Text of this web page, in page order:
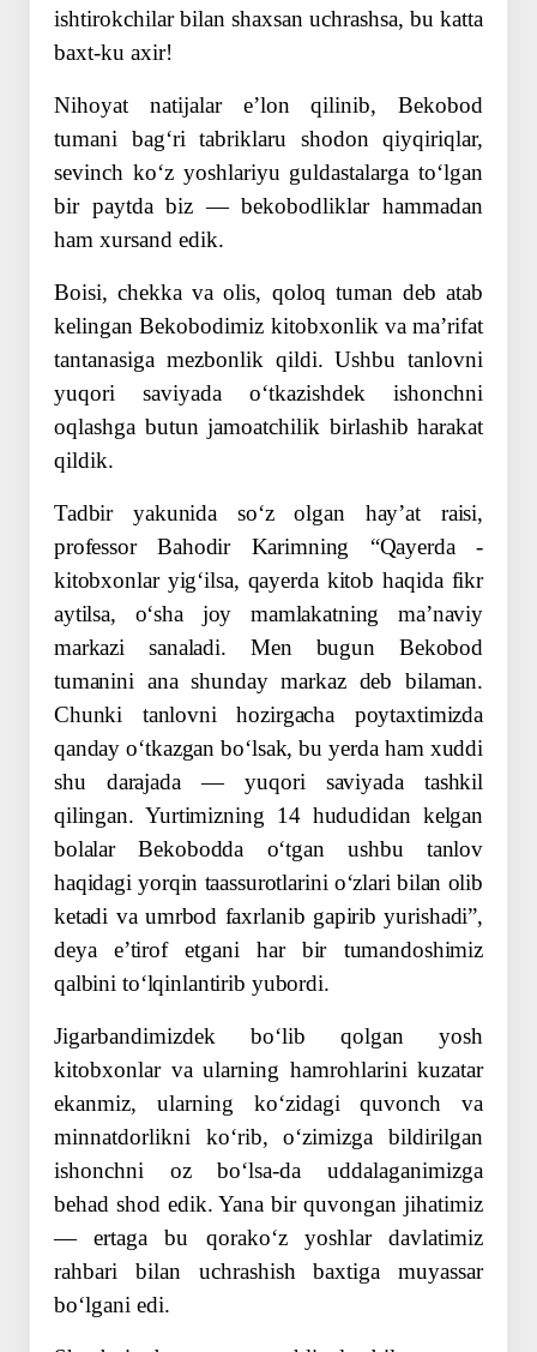
ishtirokchilar bilan shaxsan uchrashsa, bu katta
baxt-ku axir!
Nihoyat natijalar eʼlon qilinib, Bek­obod
tumani bagʻri tabriklaru shodon qiyqiriqlar,
sevinch koʻz yoshlariyu guldastalarga toʻlgan
bir paytda biz — bekobodliklar hammadan
ham xursand edik.
Boisi, chekka va olis, qoloq tuman deb atab
kelingan Bekobodimiz kitobxonlik va maʼrifat
tantanasiga mezbonlik qildi. Ushbu tanlovni
yuqori saviyada oʻtkazishdek ishonchni
oqlashga butun jamoatchilik birlashib harakat
qildik.
Tadbir yakunida soʻz olgan hayʼat raisi,
professor Bahodir Karimning “Qayerda ­
kitobxonlar yigʻilsa, qayerda kitob haqida fikr
aytilsa, oʻsha joy mamlakatning maʼnaviy
markazi sanaladi. Men bugun Bekobod
tumanini ana shunday markaz deb bilaman.
Chunki tanlovni hozirgacha poytaxtimizda
qanday oʻtkazgan boʻlsak, bu yerda ham xuddi
shu darajada — yuqori saviyada tashkil
qilingan. Yurtimizning 14 hududidan kelgan
bolalar Bekobodda oʻtgan ushbu tanlov
haqidagi yorqin taassurotlarini oʻzlari bilan olib
ketadi va umrbod faxrlanib gapirib yurishadi”,
deya eʼtirof etgani har bir tumandoshimiz
qalbini toʻlqinlantirib yubordi.
Jigarbandimizdek boʻlib qolgan yosh
kitobxonlar va ularning hamrohlarini kuzatar
ekanmiz, ularning koʻzidagi quvonch va
minnatdorlikni koʻrib, oʻzimizga bildirilgan
ishonchni oz boʻlsa-da uddalaganimizga
behad shod edik. Yana bir quvongan jihatimiz
— ertaga bu qorakoʻz yoshlar davlatimiz
rahbari bilan uchrashish baxtiga muyassar
boʻlgani edi.